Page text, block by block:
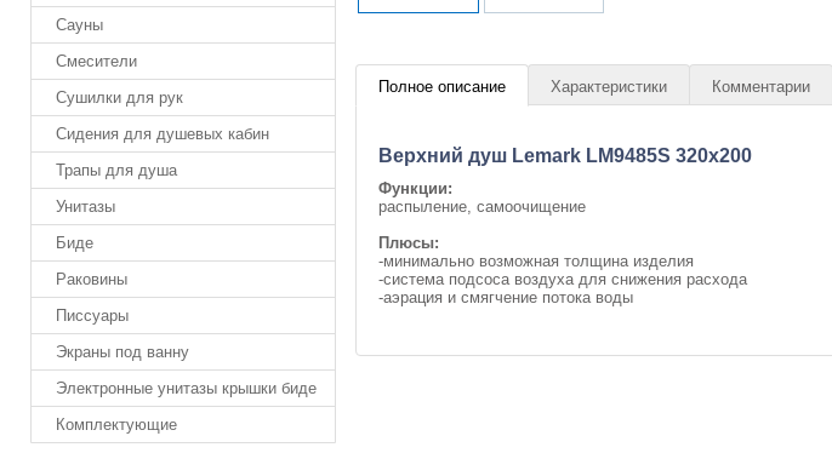
Сауны
Смесители
Сушилки для рук
Сидения для душевых кабин
Трапы для душа
Унитазы
Биде
Раковины
Писсуары
Экраны под ванну
Электронные унитазы крышки биде
Комплектующие
Полное описание Характеристики Комментарии
Верхний душ Lemark LM9485S 320x200
Функции:
распыление, самоочищение
Плюсы:
-минимально возможная толщина изделия
-система подсоса воздуха для снижения расхода
-аэрация и смягчение потока воды